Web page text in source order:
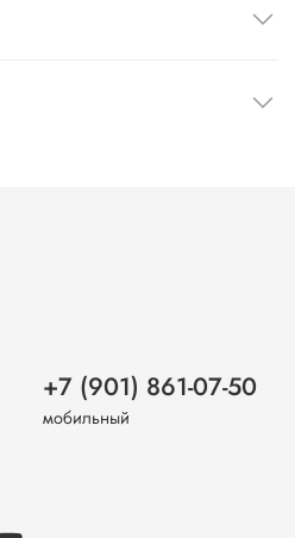
+7 (901) 861-07-50
мобильный